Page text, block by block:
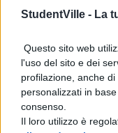
StudentVille - La
Questo sito web
l'uso del sito e dei
profilazione, anche
personalizzati in
consenso.
Il loro utilizzo è
di accesso